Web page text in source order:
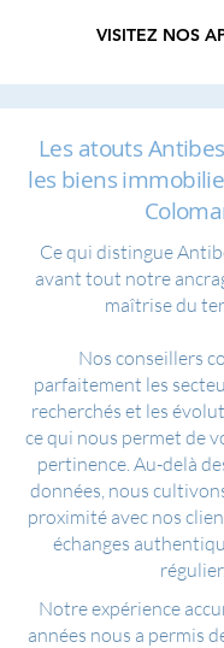
Les atouts
les biens
Ce qui distingue
avant tout notre
maîtrise du
Nos conseillers
parfaitement les
recherchés et les
ce qui nous permet de
pertinence. Au-delà
données, nous
proximité avec nos
échanges
Notre expérience
années nous a permis